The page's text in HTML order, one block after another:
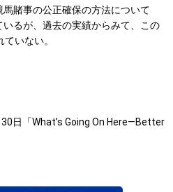
賭事の公正確保の方法について
るが、過去の実績からみて、この
いない。
日「What’s Going On Here―Better